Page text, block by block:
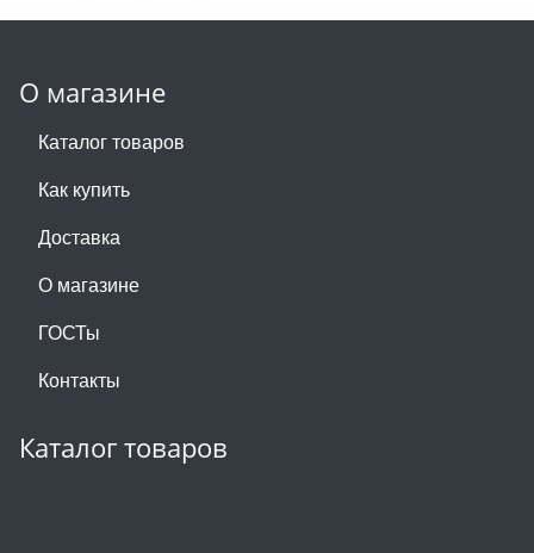
О магазине
Каталог товаров
Как купить
Доставка
О магазине
ГОСТы
Контакты
Каталог товаров